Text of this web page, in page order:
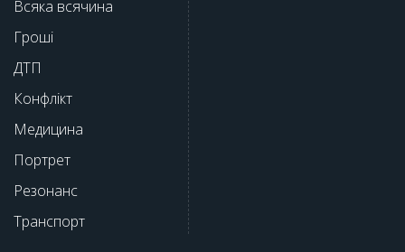
Всяка всячина
Гроші
ДТП
Конфлікт
Медицина
Портрет
Резонанс
Транспорт